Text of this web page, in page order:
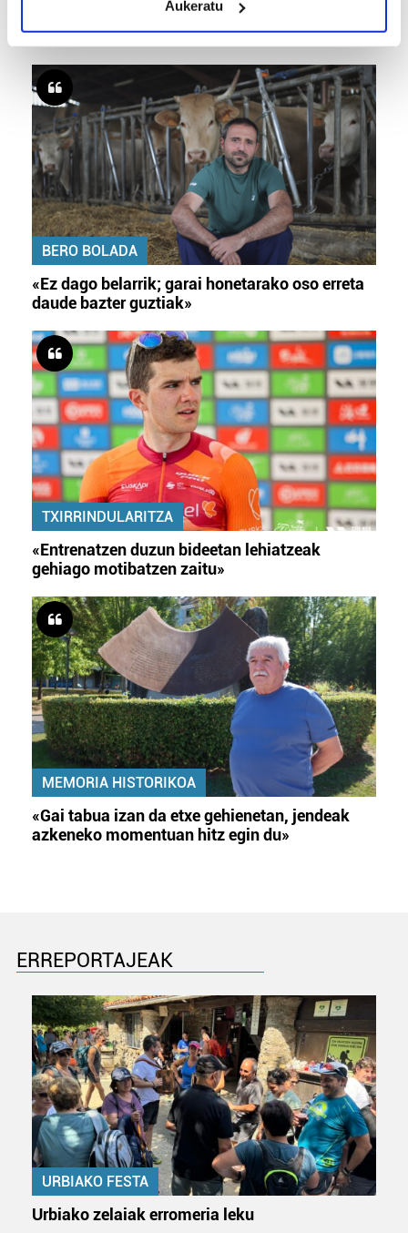
Identify your device by actively scanning it for
specific characteristics (fingerprinting)
and set your preferences in the
details section.
Guk eta gure bazkideek zure datu pertsonalak
prozesatzen ditugu, zure IP zenbakia, besteak beste,
teknologia erabiliz, cookieak adibidez, iragarki eta eduki
pertsonalizatuak eskaintzeko, iragarkiak eta edukia
neurtzeko, jendeari buruzko informazioa biltzeko eta
produktuak garatzeko. Zure datuak nork eta zertarako
erabiltzen dituen hauta dezakezu.
Bazkide batzuek ez dizute baimenik eskatzen, eta beren
bazkideen zerrenda, beren ustez zein helburutarako
duten interes legitimoa eta horren aurka nola egin
dezakezun ikusteko.
Lortu zure datu pertsonalak prozesatzeko moduari
buruzko informazio gehiago eta ezarri zure lehentasunak
datuen atalean. Edozein unetan alda edo ken dezakezu
zure baimena Cookieen adierazpenean.
fitxategiak erabiltzen ditu. Zure esperientzia eta
zerbitzuak hobetzeko asmoz, cookie teknologiaz
baliatzen gara. Ohar hau onartuz gero, teknologia hori
erabiltzeko baimen esplizitua ematen diguzu.Gehiago
irakurri
Aukeratu
«Helburuak hasieratik markatzea beti gaiztoa
izaten da»
BERO BOLADA
«Ez dago belarrik; garai honetarako oso erreta
daude bazter guztiak»
TXIRRINDULARITZA
«Entrenatzen duzun bideetan lehiatzeak
gehiago motibatzen zaitu»
MEMORIA HISTORIKOA
«Gai tabua izan da etxe gehienetan, jendeak
azkeneko momentuan hitz egin du»
ERREPORTAJEAK
URBIAKO FESTA
Urbiako zelaiak erromeria leku